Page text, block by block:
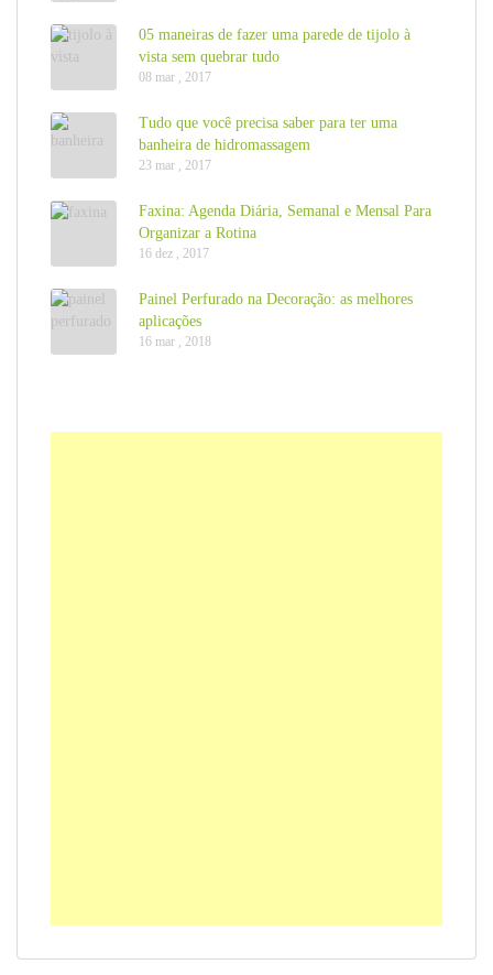
05 maneiras de fazer uma parede de tijolo à
vista sem quebrar tudo
08 mar , 2017
Tudo que você precisa saber para ter uma
banheira de hidromassagem
23 mar , 2017
Faxina: Agenda Diária, Semanal e Mensal Para
Organizar a Rotina
16 dez , 2017
Painel Perfurado na Decoração: as melhores
aplicações
16 mar , 2018